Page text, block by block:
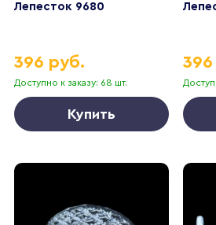
Лепесток 9680
Доступно к заказу: 68 шт.
396 руб.
Купить